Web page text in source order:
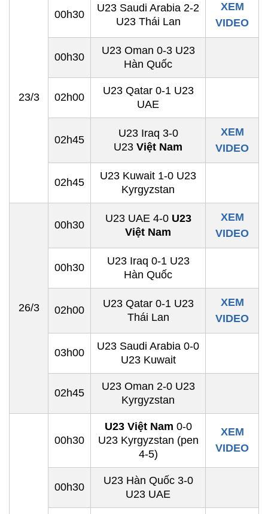
23/3
00h30
U23 Saudi Arabia 2-2
U23 Thái Lan
XEM
VIDEO
00h30
U23 Oman 0-3 U23
Hàn Quốc
02h00
U23 Qatar 0-1 U23
UAE
02h45
U23 Iraq 3-0
U23 Việt Nam
XEM
VIDEO
02h45
U23 Kuwait 1-0 U23
Kyrgyzstan
26/3
00h30
U23 UAE 4-0 U23
Việt Nam
XEM
VIDEO
00h30
U23 Iraq 0-1 U23
Hàn Quốc
02h00
U23 Qatar 0-1 U23
Thái Lan
XEM
VIDEO
03h00
U23 Saudi Arabia 0-0
U23 Kuwait
02h45
U23 Oman 2-0 U23
Kyrgyzstan
00h30
U23 Việt Nam 0-0
U23 Kyrgyzstan (pen
4-5)
XEM
VIDEO
00h30
U23 Hàn Quốc 3-0
U23 UAE